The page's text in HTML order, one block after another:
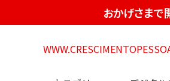
おかげさまで